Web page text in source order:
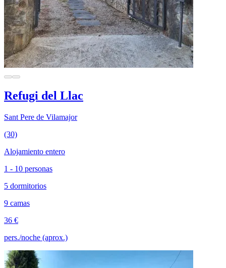
Refugi del Llac
Sant Pere de Vilamajor
(30)
Alojamiento entero
1 - 10 personas
5 dormitorios
9 camas
36 €
pers./noche (aprox.)